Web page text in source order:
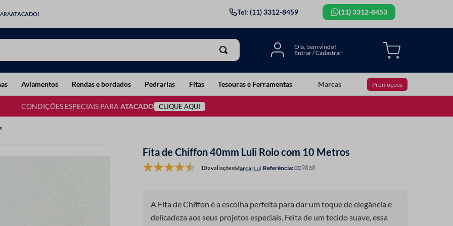
ATACADO! Tel: (11) 3312-8459 (11) 3312-8453
Aviamentos Rendas e bordados Pedrarias Fitas Tesouras e Ferramentas Marcas Promoções
CONDIÇÕES ESPECIAIS PARA ATACADO CLIQUE AQUI
Fita de Chiffon 40mm Luli Rolo com 10 Metros
10 avaliações LuliReferência:009838
A Fita de Chiffon é a escolha perfeita para dar um toque de elegância e
delicadeza aos seus projetos especiais. Feita de um tecido suave, essa